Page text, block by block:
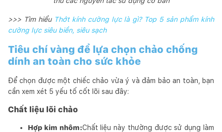
>>> Tìm hiểu Thớt kính cường lực là gì? Top 5 sản phẩm kính
cường lực siêu biền, siêu sạch
Tiêu chí vàng để lựa chọn chảo chống
dính an toàn cho sức khỏe
Để chọn được một chiếc chảo vừa ý và đảm bảo an toàn, bạn
cần xem xét 5 yếu tố cốt lõi sau đây:
Chất liệu lõi chảo
Hợp kim nhôm:Chất liệu này thường được sử dụng làm